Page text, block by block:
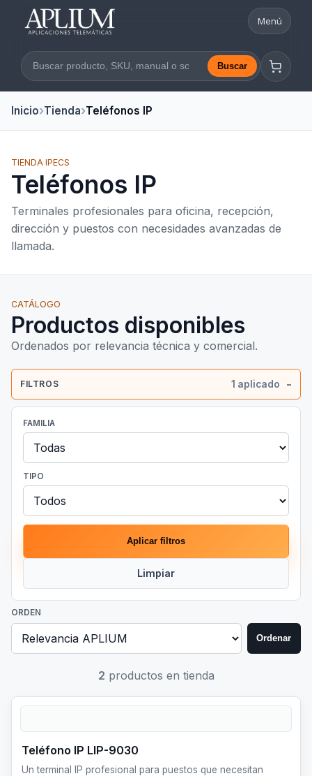
Abrir
Menú
Buscar en la web Buscar
Inicio Tienda Teléfonos IP
TIENDA IPECS
Teléfonos IP
Terminales profesionales para oficina, recepción,
dirección y puestos con necesidades avanzadas de
llamada.
CATÁLOGO
Productos disponibles
Ordenados por relevancia técnica y comercial.
FILTROS 1 aplicado
FAMILIA
TIPO
Aplicar filtros
Limpiar
ORDEN
Ordenar
2 productos en tienda
Teléfono IP LIP-9030
Un terminal IP profesional para puestos que necesitan